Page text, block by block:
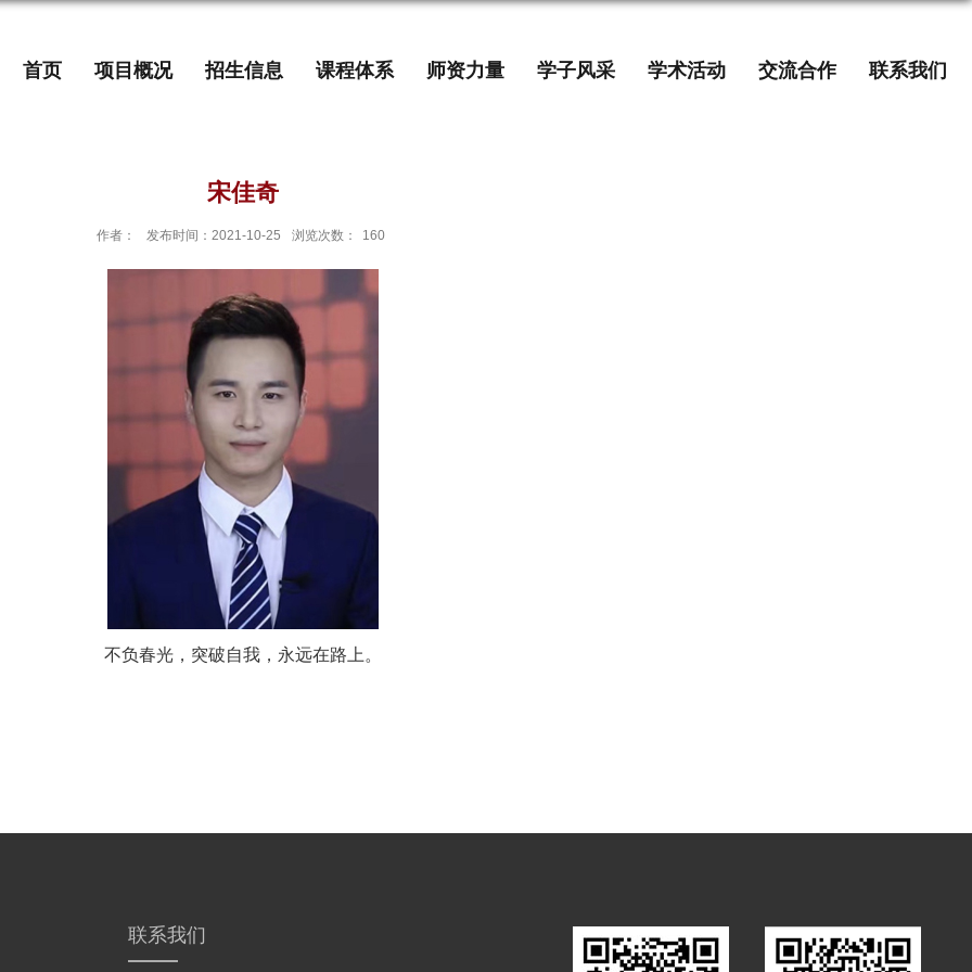
首页 项目概况 招生信息 课程体系 师资力量 学子风采 学术活动 交流合作 联系我们
宋佳奇
作者： 发布时间：2021-10-25 浏览次数： 160
不负春光，突破自我，永远在路上。
联系我们